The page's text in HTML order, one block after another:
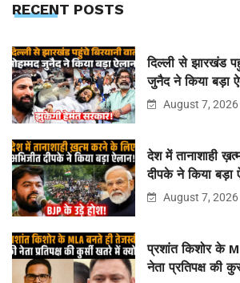
RECENT POSTS
दिल्ली से झारखंड
जुनैद ने किया बड़ा
August 7, 2026
देश में तानाशाही
दीपके ने किया बड़ा
August 7, 2026
प्रशांत किशोर के
नेता प्रतिपक्ष की